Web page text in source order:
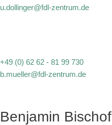
u.dollinger@fdl-zentrum.de
+49 (0) 62 62 - 81 99 730
b.mueller@fdl-zentrum.de
Benjamin Bischof